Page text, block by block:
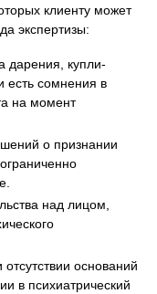
клиенту может
экспертизы:
дарения, купли-
есть сомнения в
на момент
о признании
над лицом,
оснований
в психиатрический